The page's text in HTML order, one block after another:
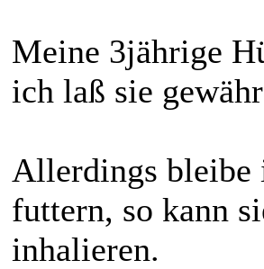
Meine 3jährige
ich laß sie
Allerdings bleibe
futtern, so kann
inhalieren.